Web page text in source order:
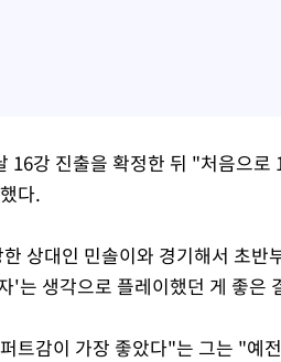
16강 진출을 확정한 뒤 "처음으
다.
상대인 민솔이와 경기해서 초
'는 생각으로 플레이했던 게 좋은
트감이 가장 좋았다"는 그는 "예